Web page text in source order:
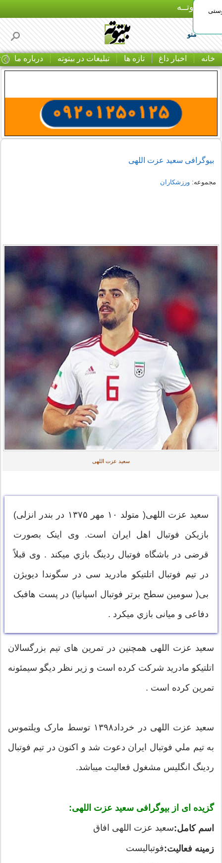
بـیتوتــه
منو
خانه اخبار داغ تازه ها تبلیغات در بیتوته درباره ما
بیوگرافی سعید عزت اللهی
مجموعه:ورزشکاران
سعید عزت اللهی
سعید عزت اللهی( متولد ۱۰ مهر ۱۳۷۵ در بندر انزلی)
بازیکن فوتبال اهل ایران است. وی اینک بصورت
قرضی در باشگاه فوتبال ردینگ بازي ميکند . وی قبلاً
در تیم فوتبال اتلتیکو مادرید سی در سگوندا دیویژن
بی( سومین سطح برتر فوتبال اسپانیا) در پست هافبک
دفاعی و میانی بازي میکرد .
سعید عزت اللهی همچنين در تمرین های تیم بزرگسالان
اتلتیکو مادرید شرکت کرده است و زیر نظر دیگو سیمئونه
تمرین کرده است .
سعید عزت اللهی در خرداد۱۳۹۸ توسط مارک ویلتموس
به تیم ملي فوتبال ایران دعوت شد و اکنون در تیم فوتبال
ردینگ انگلیس مشغول فعالیت میباشد.
گزیده ای از بیوگرافی سعید عزت اللهی:
اسم کامل:سعید عزت اللهی افاق
زمينه فعالیت:فوتبالیست